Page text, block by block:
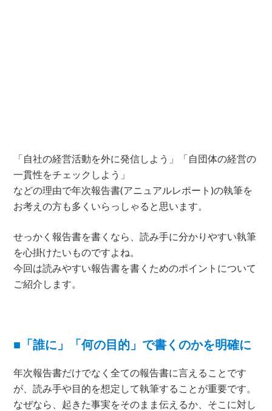
「自社の経営活動を外に発信しよう」「自団体の経営の
一貫性をチェックしよう」
などの理由で年次報告書(アニュアルレポート)の執筆を
お考えの方も多くいらっしゃると思います。
せっかく報告書を書くなら、読み手に分かりやすい執筆
を心掛けたいものですよね。
今回は読みやすい報告書を書くためのポイントについて
ご紹介します。
■「誰に」「何の目的」で書くのかを明確に
年次報告書だけでなく全ての報告書に言えることです
が、読み手や目的を想定して執筆することが重要です。
なぜなら、起きた事実をそのまま伝えるか、そこに対し